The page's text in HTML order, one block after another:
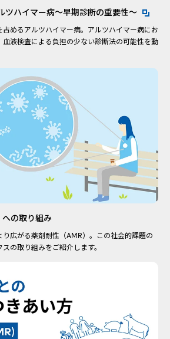
ツハイマー病～早期診断の重要性～
す
めるアルツハイマー病。アルツハイマー病にお
血液検査による負担の少ない診断法の可能性を動
の取り組み
広がる薬剤耐性（AMR）。この社会的課題の
の取り組みをご紹介します。